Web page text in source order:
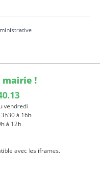
mairie !
vendredi
à 16h
à 12h
avec les iframes.